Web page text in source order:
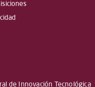
de Innovación Tecnológica